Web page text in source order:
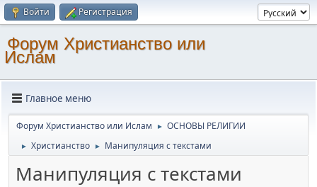
Войти Регистрация
Форум Христианство или
Ислам
Главное меню
Форум Христианство или Ислам ► ОСНОВЫ РЕЛИГИИ
► Христианство ► Манипуляция с текстами
Манипуляция с текстами